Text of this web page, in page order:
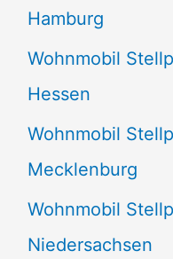
Hamburg
Wohnmobil
Hessen
Wohnmobil
Mecklenburg
Wohnmobil
Niedersachsen